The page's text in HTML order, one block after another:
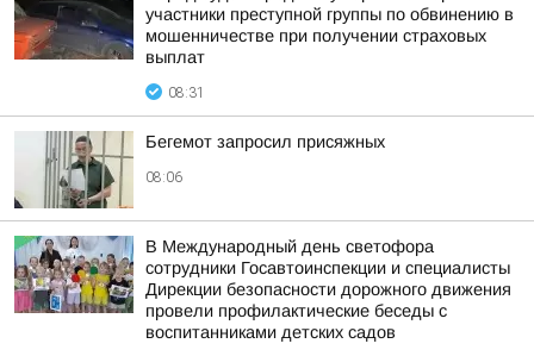
участники преступной группы по обвинению в
мошенничестве при получении страховых
выплат
08:31
Бегемот запросил присяжных
08:06
В Международный день светофора
сотрудники Госавтоинспекции и специалисты
Дирекции безопасности дорожного движения
провели профилактические беседы с
воспитанниками детских садов